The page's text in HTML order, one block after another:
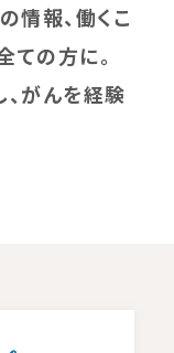
情報、働くこ
ての方に。
がんを経験